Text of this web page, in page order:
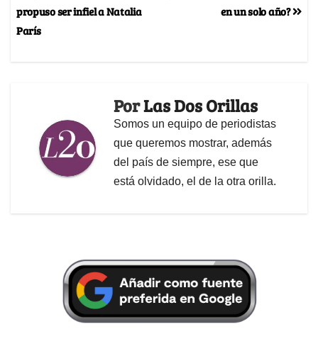
en un solo año?
propuso ser infiel a Natalia
París
PorLas Dos Orillas
Somos un equipo de periodistas
que queremos mostrar, además
del país de siempre, ese que
está olvidado, el de la otra orilla.